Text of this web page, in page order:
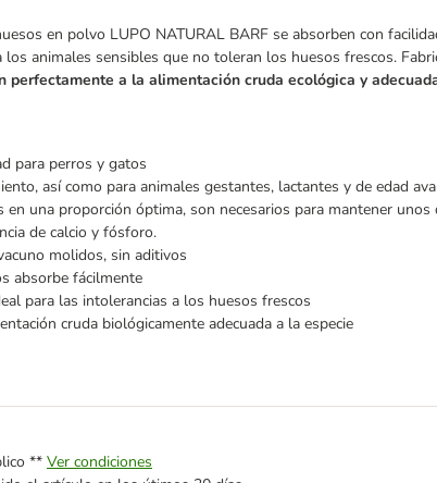
en polvo LUPO NATURAL BARF se absorben con
animales sensibles que no toleran los huesos frescos.
perfectamente a la alimentación cruda ecológica y
para perros y gatos
así como para animales gestantes, lactantes y de edad
en una proporción óptima, son necesarios para mantener unos
de calcio y fósforo.
molidos, sin aditivos
absorbe fácilmente
para las intolerancias a los huesos frescos
cruda biológicamente adecuada a la especie
** Ver condiciones